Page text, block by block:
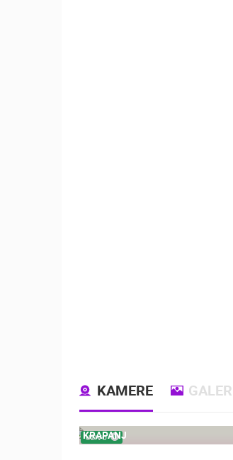
KAMERE
UŽIVO
KRAPANJ